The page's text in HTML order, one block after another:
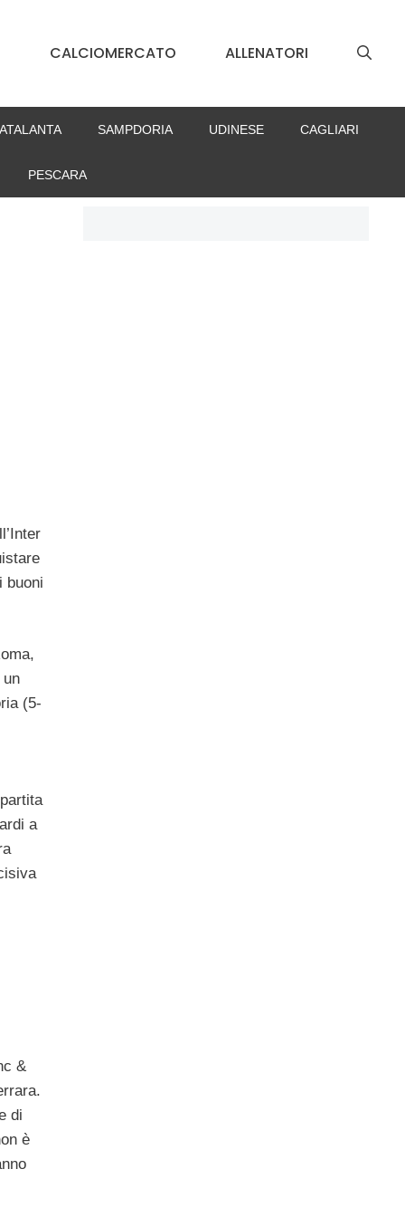
CALCIOMERCATO ALLENATORI
SAMPDORIA UDINESE CAGLIARI
PESCARA
buoni
un
(5-
a
&
di
è